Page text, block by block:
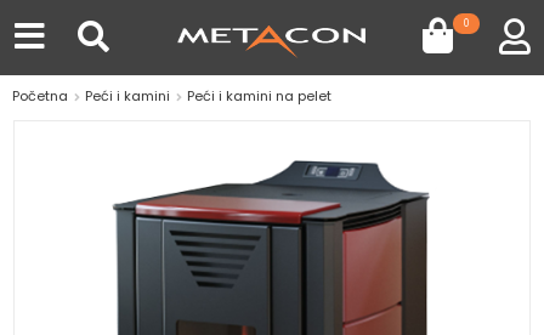
0
Početna Peći i kamini Peći i kamini na pelet